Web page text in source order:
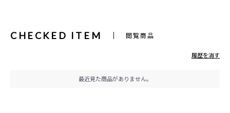
CHECKED ITEM 閲覧商品
履歴を消す
最近見た商品がありません。